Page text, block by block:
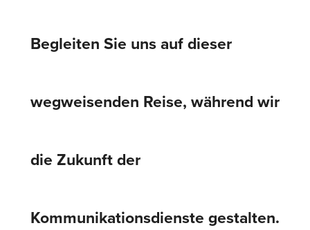
Begleiten Sie uns auf dieser
wegweisenden Reise, während wir
die Zukunft der
Kommunikationsdienste gestalten.